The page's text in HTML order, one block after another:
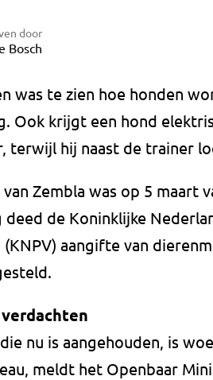
door
Bosch
was te zien hoe honden
Ook krijgt een hond
terwijl hij naast de trainer
Zembla was op 5 maart
deed de Koninklijke
aangifte van
nu is aangehouden, is
meldt het Openbaar